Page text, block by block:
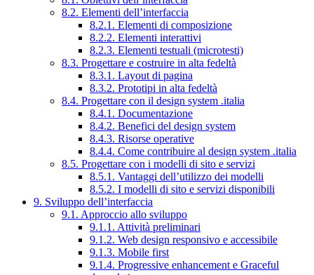
8.2. Elementi dell’interfaccia
8.2.1. Elementi di composizione
8.2.2. Elementi interattivi
8.2.3. Elementi testuali (microtesti)
8.3. Progettare e costruire in alta fedeltà
8.3.1. Layout di pagina
8.3.2. Prototipi in alta fedeltà
8.4. Progettare con il design system .italia
8.4.1. Documentazione
8.4.2. Benefici del design system
8.4.3. Risorse operative
8.4.4. Come contribuire al design system .italia
8.5. Progettare con i modelli di sito e servizi
8.5.1. Vantaggi dell’utilizzo dei modelli
8.5.2. I modelli di sito e servizi disponibili
9. Sviluppo dell’interfaccia
9.1. Approccio allo sviluppo
9.1.1. Attività preliminari
9.1.2. Web design responsivo e accessibile
9.1.3. Mobile first
9.1.4. Progressive enhancement e Graceful